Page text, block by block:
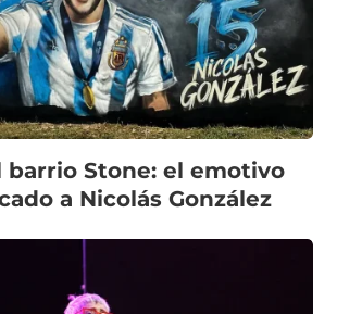
barrio Stone: el emotivo
a Nicolás González